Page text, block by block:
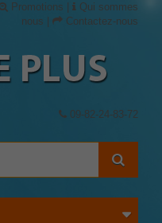
Promotions
Qui sommes
nous
Contactez-nous
09-82-24-83-72